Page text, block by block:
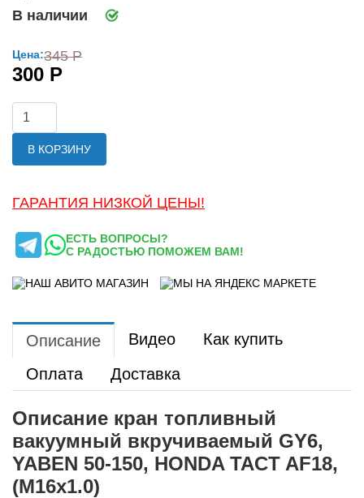
В наличии
Цена:345 Р
300 Р
В КОРЗИНУ
ГАРАНТИЯ НИЗКОЙ ЦЕНЫ!
ЕСТЬ ВОПРОСЫ?
С РАДОСТЬЮ ПОМОЖЕМ ВАМ!
Описание Видео
Как купить
Оплата
Доставка
Описание кран топливный
вакуумный вкручиваемый GY6,
YABEN 50-150, HONDA TACT AF18,
(M16x1.0)